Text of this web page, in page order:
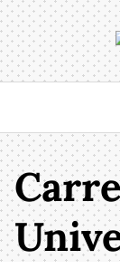
Saltar
al
contenido